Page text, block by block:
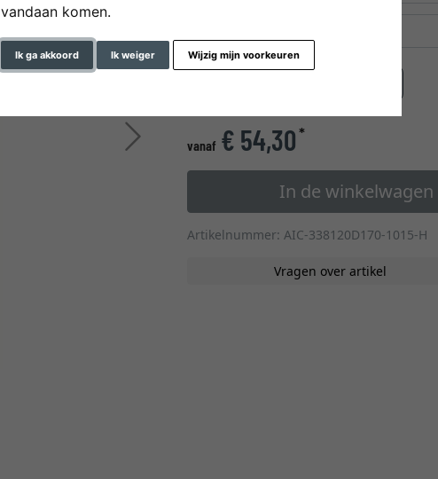
vandaan komen.
Ik ga akkoord Ik weiger Wijzig mijn voorkeuren
Verder
vanaf € 54,30*
In de winkelwagen
Artikelnummer: AIC-338120D170-1015-H
Vragen over artikel